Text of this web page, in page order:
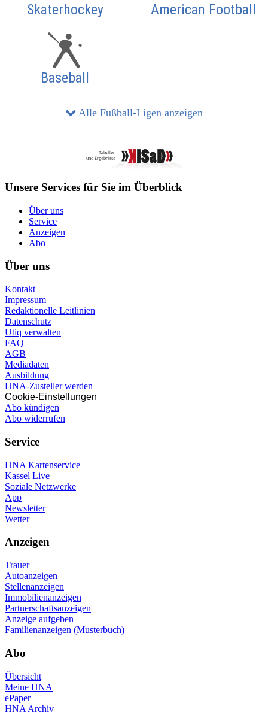
Skaterhockey American Football
Baseball
Alle Fußball-Ligen anzeigen
Unsere Services für Sie im Überblick
Über uns
Service
Anzeigen
Abo
Über uns
Kontakt
Impressum
Redaktionelle Leitlinien
Datenschutz
Utiq verwalten
FAQ
AGB
Mediadaten
Ausbildung
HNA-Zusteller werden
Cookie-Einstellungen
Abo kündigen
Abo widerrufen
Service
HNA Kartenservice
Kassel Live
Soziale Netzwerke
App
Newsletter
Wetter
Anzeigen
Trauer
Autoanzeigen
Stellenanzeigen
Immobilienanzeigen
Partnerschaftsanzeigen
Anzeige aufgeben
Familienanzeigen (Musterbuch)
Abo
Übersicht
Meine HNA
ePaper
HNA Archiv